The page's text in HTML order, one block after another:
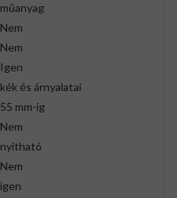
műanyag
Nem
Nem
Igen
kék és árnyalatai
55 mm-ig
Nem
nyitható
Nem
igen